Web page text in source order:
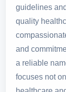
guidelines
quality
and
a reliable
focuses not